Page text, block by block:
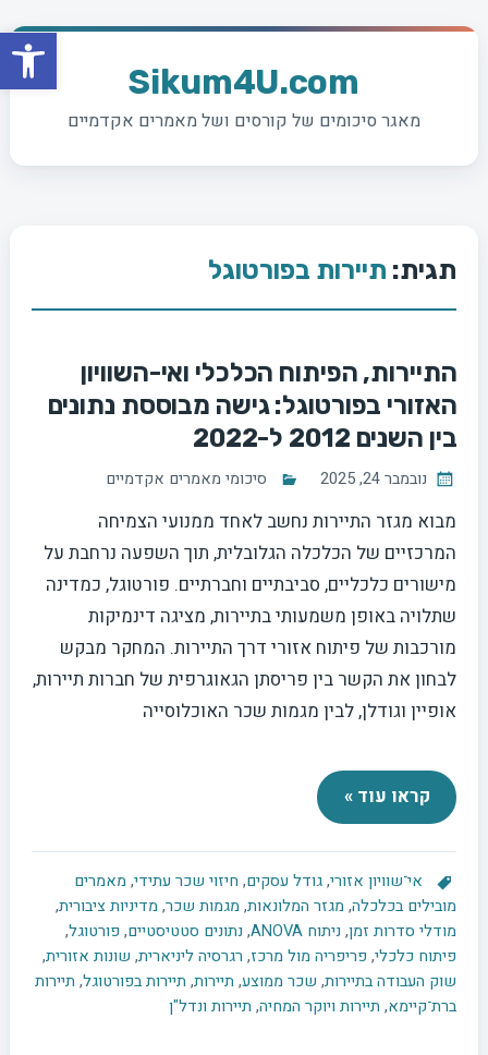
Skip
Sikum4U.com
מאגר סיכומים של קורסים ושל מאמרים אקדמיים
תגית: תיירות בפורטוגל
התיירות, הפיתוח הכלכלי ואי-השוויון
האזורי בפורטוגל: גישה מבוססת נתונים
בין השנים 2012 ל-2022
נובמבר 24, 2025 סיכומי מאמרים אקדמיים
מבוא מגזר התיירות נחשב לאחד ממנועי הצמיחה
המרכזיים של הכלכלה הגלובלית, תוך השפעה נרחבת על
מישורים כלכליים, סביבתיים וחברתיים. פורטוגל, כמדינה
שתלויה באופן משמעותי בתיירות, מציגה דינמיקות
מורכבות של פיתוח אזורי דרך התיירות. המחקר מבקש
לבחון את הקשר בין פריסתן הגאוגרפית של חברות תיירות,
אופיין וגודלן, לבין מגמות שכר האוכלוסייה
קראו עוד »
אי־שוויון אזורי,גודל עסקים, חיזוי שכר עתידי, מאמרים
מובילים בכלכלה, מגזר המלונאות, מגמות שכר, מדיניות ציבורית,
מודלי סדרות זמן, ניתוח ANOVA , נתונים סטטיסטיים, פורטוגל,
פיתוח כלכלי, פריפריה מול מרכז, רגרסיה ליניארית, שונות אזורית,
שוק העבודה בתיירות, שכר ממוצע, תיירות, תיירות בפורטוגל, תיירות
ברת־קיימא, תיירות ויוקר המחיה, תיירות ונדל"ן
פתח